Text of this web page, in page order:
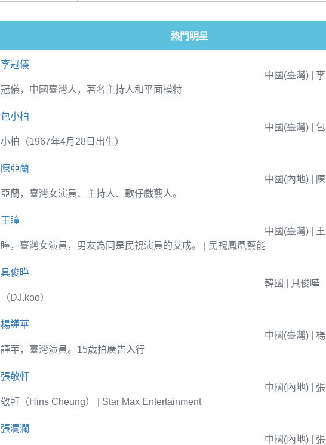
熱門明星
李冠儀
中國(臺灣) | 李
冠儀，中國臺灣人，著名主持人和平面模特
包小柏
中國(臺灣) | 包
小柏（1967年4月28日出生）
陳亞蘭
中國(內地) | 陳
亞蘭，臺灣女演員、主持人、歌仔戲藝人。
王瞳
中國(臺灣) | 王
瞳，臺灣女演員，男友為同是民視演員的艾成。 | 民視鳳凰藝能
具俊曄
韓國 | 具俊曄
（DJ.koo）
楊謹華
中國(臺灣) | 楊
謹華，臺灣演員。15歲拍廣告入行
張敬軒
中國(內地) | 張
敬軒（Hins Cheung） | Star Max Entertainment
張瀾瀾
中國(內地) | 張